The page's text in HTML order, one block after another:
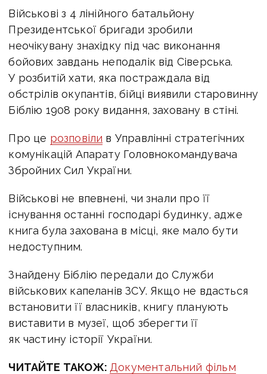
Військові з 4 лінійного батальйону
Президентської бригади зробили
неочікувану знахідку під час виконання
бойових завдань неподалік від Сіверська.
У розбитій хати, яка постраждала від
обстрілів окупантів, бійці виявили старовинну
Біблію 1908 року видання, заховану в стіні.
Про це розповіли в Управлінні стратегічних
комунікацій Апарату Головнокомандувача
Збройних Сил України.
Військові не впевнені, чи знали про її
існування останні господарі будинку, адже
книга була захована в місці, яке мало бути
недоступним.
Знайдену Біблію передали до Служби
військових капеланів ЗСУ. Якщо не вдасться
встановити її власників, книгу планують
виставити в музеї, щоб зберегти її
як частину історії України.
ЧИТАЙТЕ ТАКОЖ: Документальний фільм